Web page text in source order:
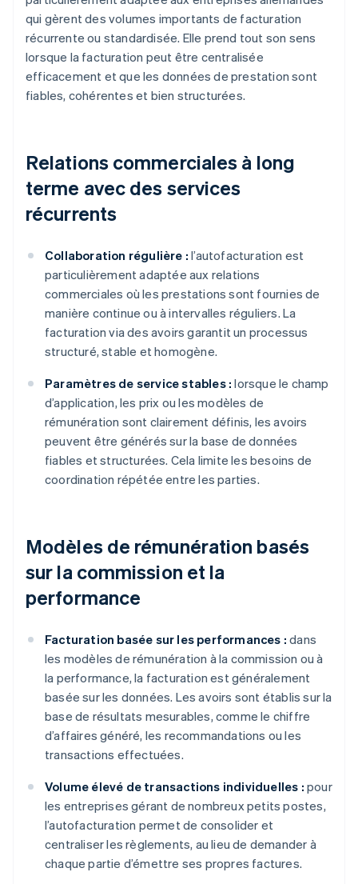
qui gèrent des volumes importants de facturation
récurrente ou standardisée. Elle prend tout son sens
lorsque la facturation peut être centralisée
efficacement et que les données de prestation sont
fiables, cohérentes et bien structurées.
Relations commerciales à long
terme avec des services
récurrents
Collaboration régulière : l’autofacturation est
particulièrement adaptée aux relations
commerciales où les prestations sont fournies de
manière continue ou à intervalles réguliers. La
facturation via des avoirs garantit un processus
structuré, stable et homogène.
Paramètres de service stables : lorsque le champ
d’application, les prix ou les modèles de
rémunération sont clairement définis, les avoirs
peuvent être générés sur la base de données
fiables et structurées. Cela limite les besoins de
coordination répétée entre les parties.
Modèles de rémunération basés
sur la commission et la
performance
Facturation basée sur les performances : dans
les modèles de rémunération à la commission ou à
la performance, la facturation est généralement
basée sur les données. Les avoirs sont établis sur la
base de résultats mesurables, comme le chiffre
d’affaires généré, les recommandations ou les
transactions effectuées.
Volume élevé de transactions individuelles : pour
les entreprises gérant de nombreux petits postes,
l’autofacturation permet de consolider et
centraliser les règlements, au lieu de demander à
chaque partie d’émettre ses propres factures.